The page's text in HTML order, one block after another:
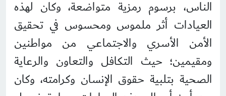
الناس، برسوم رمزية متواضعة، وكان لهذه
العيادات أثر ملموس ومحسوس في تحقيق
الأمن الأسري والاجتماعي من مواطنين
ومقيمين؛ حيث التكافل والتعاون والرعاية
الصحية بتلبية حقوق الإنسان وكرامته، وكان